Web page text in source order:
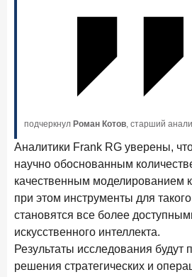
Ипотека в России: итоги апреля
сравниться с российским»
По итогам апреля 2026 года
составил 968 млрд руб.
29 апреля 2026 года
Конкуренция на рынке
продуктов усиливается
подчеркнул Роман Котов, старший
Аналитики Frank RG уверены,
научно обоснованным
качественным моделированием
при этом инструменты для
становятся все более
искусственного интеллекта.
Результаты исследования будут
решения стратегических и